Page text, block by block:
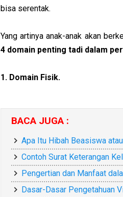
bisa serentak.
Yang artinya anak-anak akan
4 domain penting tadi dalam
1. Domain Fisik.
BACA JUGA :
Apa Itu Hibah Beasiswa
Contoh Surat Keterangan
Pengertian dan Manfaat
Dasar-Dasar Pengetahuan